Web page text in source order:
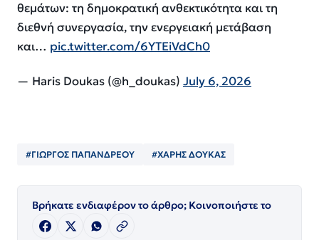
θεμάτων: τη δημοκρατική ανθεκτικότητα και τη
διεθνή συνεργασία, την ενεργειακή μετάβαση
και… pic.twitter.com/6YTEiVdCh0
— Haris Doukas (@h_doukas) July 6, 2026
#ΓΙΩΡΓΟΣ ΠΑΠΑΝΔΡΕΟΥ #ΧΑΡΗΣ ΔΟΥΚΑΣ
Βρήκατε ενδιαφέρον το άρθρο; Κοινοποιήστε το